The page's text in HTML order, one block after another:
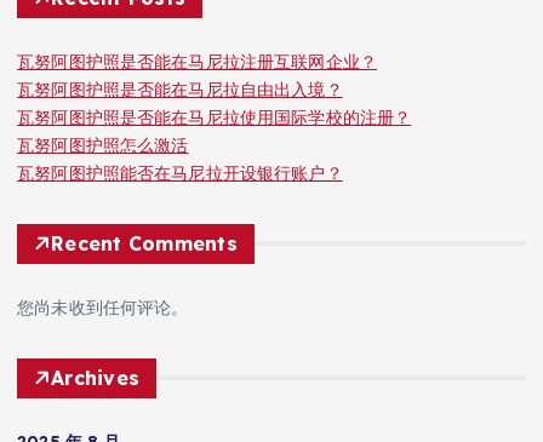
瓦努阿图护照是否能在马尼拉注册互联网企业？
瓦努阿图护照是否能在马尼拉自由出入境？
瓦努阿图护照是否能在马尼拉使用国际学校的注册？
瓦努阿图护照怎么激活
瓦努阿图护照能否在马尼拉开设银行账户？
Recent Comments
您尚未收到任何评论。
Archives